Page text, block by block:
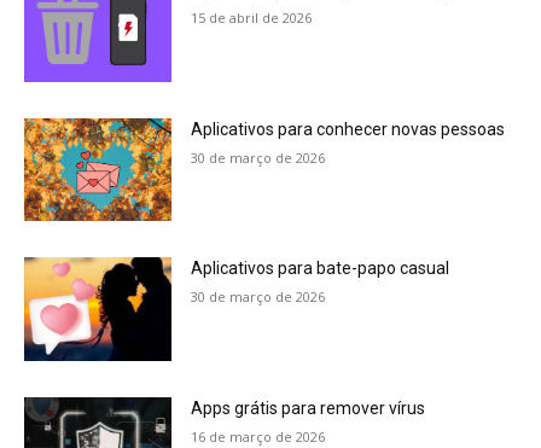
15 de abril de 2026
Aplicativos para conhecer novas pessoas
30 de março de 2026
Aplicativos para bate-papo casual
30 de março de 2026
Apps grátis para remover vírus
16 de março de 2026